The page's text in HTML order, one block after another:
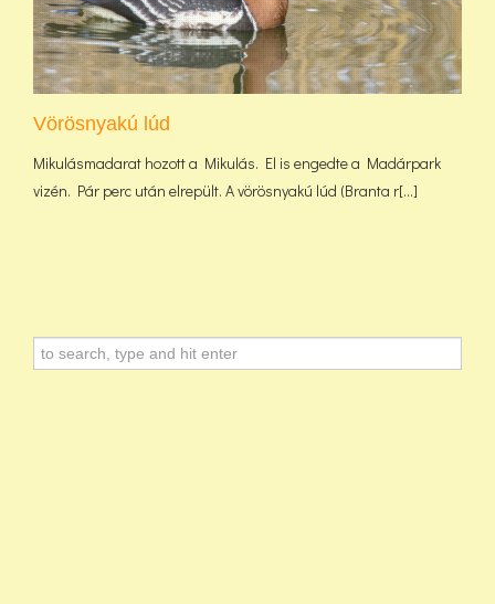
Vörösnyakú lúd
Mikulásmadarat hozott a Mikulás. El is engedte a Madárpark
vizén. Pár perc után elrepült. A vörösnyakú lúd (Branta r[...]